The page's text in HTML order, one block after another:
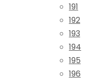
191
192
193
194
195
196